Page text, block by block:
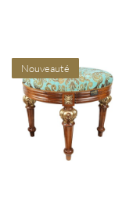
Nouveauté